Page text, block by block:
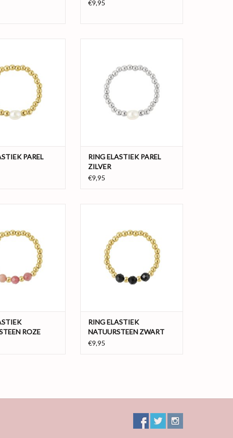
€9,95
met een prachtige
midden. Doordat de
is van elastiek, vormt
naar jouw vinger,
ring is gemaakt van
in combin
PAREL
in combinatie met een prachtige
parel in het midden. Doordat de
ring gemaakt is van elastiek, vormt
de ring perfect naar jouw vinger,
ideaal toch! De ring is gemaakt van
hematiet in comb
RING ELASTIEK PAREL
ZILVER
€9,95
met drie roze kleine
de ring gemaakt
vormt de ring
jouw vinger, ideaal
ring is gemaakt van
in combinatie me
ROZE
in combinatie met drie zwarte
kleine steentjes. Doordat de ring
gemaakt is van elastiek, vormt de
ring perfect naar jouw vinger, ideaal
toch! De ring is gemaakt van
hematiet in combinatie
RING ELASTIEK
NATUURSTEEN ZWART
€9,95